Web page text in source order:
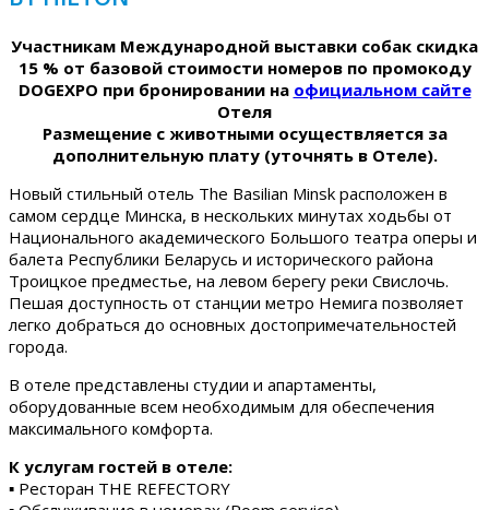
Участникам Международной выставки собак скидка
15 % от базовой стоимости номеров по промокоду
DOGEXPO при бронировании на официальном сайте
Отеля
Размещение с животными осуществляется за
дополнительную плату (уточнять в Отеле).
Новый стильный отель The Basilian Minsk расположен в
самом сердце Минска, в нескольких минутах ходьбы от
Национального академического Большого театра оперы и
балета Республики Беларусь и исторического района
Троицкое предместье, на левом берегу реки Свислочь.
Пешая доступность от станции метро Немига позволяет
легко добраться до основных достопримечательностей
города.
В отеле представлены студии и апартаменты,
оборудованные всем необходимым для обеспечения
максимального комфорта.
К услугам гостей в отеле:
▪ Ресторан THE REFECTORY